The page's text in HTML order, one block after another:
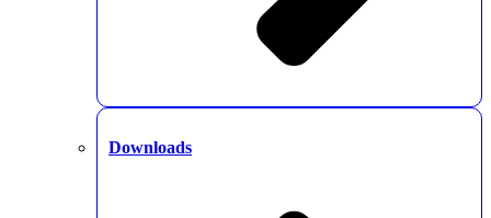
Downloads